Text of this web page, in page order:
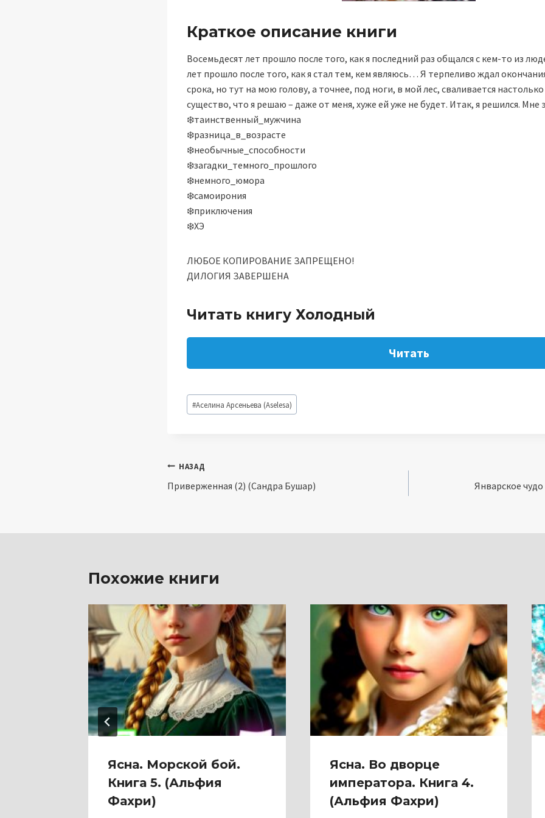
Краткое описание книги
Восемьдесят лет прошло после того, как я последний раз общался с кем-то из
лет прошло после того, как я стал тем, кем являюсь… Я терпеливо ждал
срока, но тут на мою голову, а точнее, под ноги, в мой лес, сваливается
существо, что я решаю – даже от меня, хуже ей уже не будет. Итак, я решился.
❄️таинственный_мужчина
❄️разница_в_возрасте
❄️необычные_способности
❄️загадки_темного_прошлого
❄️немного_юмора
❄️самоирония
❄️приключения
❄️ХЭ
ЛЮБОЕ КОПИРОВАНИЕ ЗАПРЕЩЕНО!
ДИЛОГИЯ ЗАВЕРШЕНА
Читать книгу Холодный
Читать
Метки
записи:
#Аселина Арсеньева (Aselesa)
Навигация
по
НАЗАД
Приверженная (2) (Сандра Бушар) Январское
Похожие книги
Ясна. Морской бой.
Книга 5. (Альфия
Фахри)
Ясна. Во дворце
императора. Книга 4.
(Альфия Фахри)